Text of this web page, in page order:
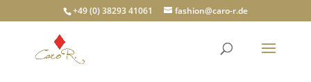
+49 (0) 38293 41061 fashion@caro-r.de